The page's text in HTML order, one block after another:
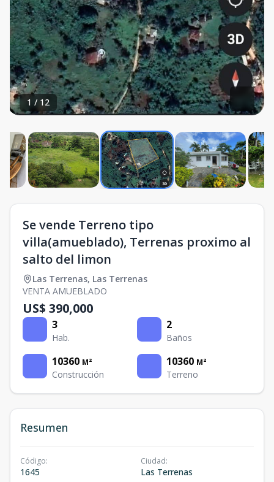
1 / 12
Se vende Terreno tipo
villa(amueblado), Terrenas proximo al
salto del limon
Las Terrenas, Las Terrenas
VENTA AMUEBLADO
US$ 390,000
3
Hab.
2
Baños
10360 M²
Construcción
10360 M²
Terreno
Resumen
Código:
1645
Ciudad:
Las Terrenas